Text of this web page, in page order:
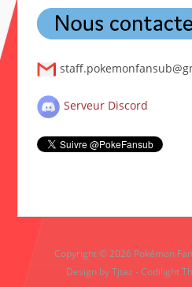
Serveur Discord
Copyright © 2026 Pokémon
Design by Tjtaz - Codilight